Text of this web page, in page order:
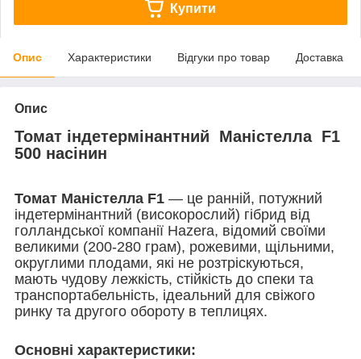
Купити
Опис Характеристики Відгуки про товар Доставка
Опис
Томат індетермінантний Маністелла F1
500 насінин
Томат Маністелла F1 — це ранній, потужний
індетермінантний (високорослий) гібрид від
голландської компанії Hazera, відомий своїми
великими (200-280 грам), рожевими, щільними,
округлими плодами, які не розтріскуються,
мають чудову лежкість, стійкість до спеки та
транспортабельність, ідеальний для свіжого
ринку та другого обороту в теплицях.
Основні характеристики: